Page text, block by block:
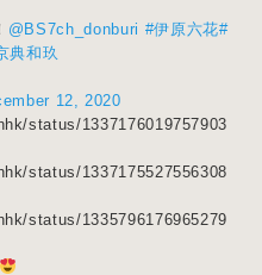
@BS7ch_donburi #伊原六花#
典和玖
12, 2020
status/1337176019757903
status/1337175527556308
status/1335796176965279